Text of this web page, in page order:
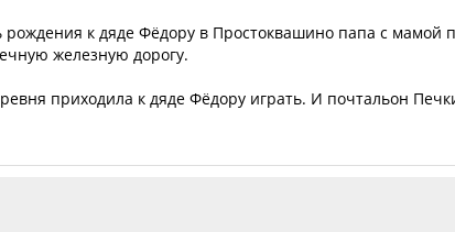
рождения к дяде Фёдору в Простоквашино папа с мамой
железную дорогу.
приходила к дяде Фёдору играть. И почтальон